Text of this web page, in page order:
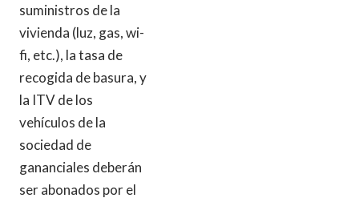
suministros de la
vivienda (luz, gas, wi-
fi, etc.), la tasa de
recogida de basura, y
la ITV de los
vehículos de la
sociedad de
gananciales deberán
ser abonados por el